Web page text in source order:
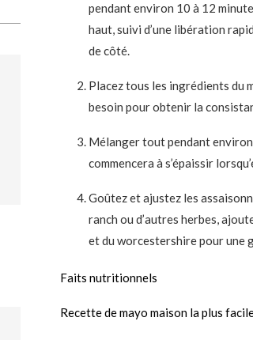
pendant environ 10 à 12
haut, suivi d’une libération
de côté.
Placez tous les ingrédients du
besoin pour obtenir la
Mélanger tout pendant environ
commencera à s’épaissir
Goûtez et ajustez les
ranch ou d’autres herbes,
et du worcestershire pour une
Faits nutritionnels
Recette de mayo maison la plus